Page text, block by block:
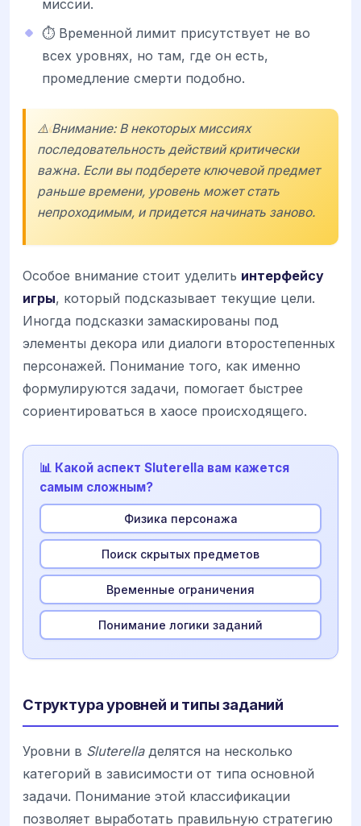
миссии.
⏱️ Временной лимит присутствует не во
всех уровнях, но там, где он есть,
промедление смерти подобно.
⚠️ Внимание: В некоторых миссиях
последовательность действий критически
важна. Если вы подберете ключевой предмет
раньше времени, уровень может стать
непроходимым, и придется начинать заново.
Особое внимание стоит уделить интерфейсу
игры, который подсказывает текущие цели.
Иногда подсказки замаскированы под
элементы декора или диалоги второстепенных
персонажей. Понимание того, как именно
формулируются задачи, помогает быстрее
сориентироваться в хаосе происходящего.
📊 Какой аспект Sluterella вам кажется
самым сложным?
Физика персонажа
Поиск скрытых предметов
Временные ограничения
Понимание логики заданий
Структура уровней и типы заданий
Уровни в Sluterellaделятся на несколько
категорий в зависимости от типа основной
задачи. Понимание этой классификации
позволяет выработать правильную стратегию